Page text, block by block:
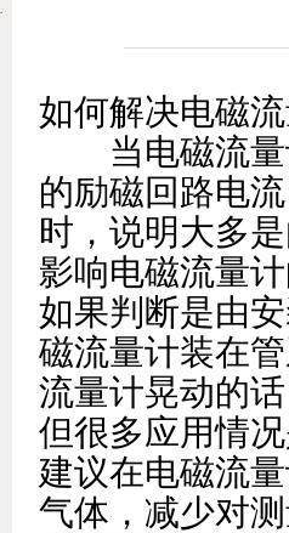
如何解决电磁
当电磁流
的励磁回路电
时，说明大多
影响电磁流量
如果判断是由
磁流量计装在
流量计晃动的
但很多应用情
建议在电磁流
气体，减少对